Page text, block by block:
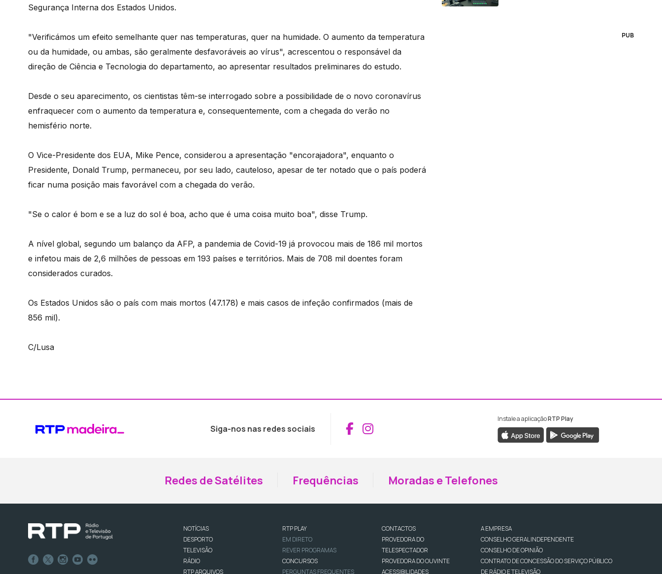
Segurança Interna dos Estados Unidos.
"Verificámos um efeito semelhante quer nas temperaturas, quer na humidade. O aumento da temperatura
ou da humidade, ou ambas, são geralmente desfavoráveis ao vírus", acrescentou o responsável da
direção de Ciência e Tecnologia do departamento, ao apresentar resultados preliminares do estudo.
Desde o seu aparecimento, os cientistas têm-se interrogado sobre a possibilidade de o novo coronavírus
enfraquecer com o aumento da temperatura e, consequentemente, com a chegada do verão no
hemisfério norte.
O Vice-Presidente dos EUA, Mike Pence, considerou a apresentação "encorajadora", enquanto o
Presidente, Donald Trump, permaneceu, por seu lado, cauteloso, apesar de ter notado que o país poderá
ficar numa posição mais favorável com a chegada do verão.
"Se o calor é bom e se a luz do sol é boa, acho que é uma coisa muito boa", disse Trump.
A nível global, segundo um balanço da AFP, a pandemia de Covid-19 já provocou mais de 186 mil mortos
e infetou mais de 2,6 milhões de pessoas em 193 países e territórios. Mais de 708 mil doentes foram
considerados curados.
Os Estados Unidos são o país com mais mortos (47.178) e mais casos de infeção confirmados (mais de
856 mil).
C/Lusa
PUB
Siga-nos nas redes sociais Aceder ao Facebook da RTP Madeira
Aceder ao Instagram da RTP Madeira
Instale a aplicaçãoRTP Play
Redes de Satélites Frequências Moradas e Telefones
NOTÍCIAS
DESPORTO
TELEVISÃO
RÁDIO
RTP ARQUIVOS
RTP PLAY
EM DIRETO
REVER PROGRAMAS
CONCURSOS
PERGUNTAS FREQUENTES
CONTACTOS
PROVEDORA DO
TELESPECTADOR
PROVEDORA DO OUVINTE
ACESSIBILIDADES
A EMPRESA
CONSELHO GERAL INDEPENDENTE
CONSELHO DE OPINIÃO
CONTRATO DE CONCESSÃO DO SERVIÇO PÚBLICO
DE RÁDIO E TELEVISÃO